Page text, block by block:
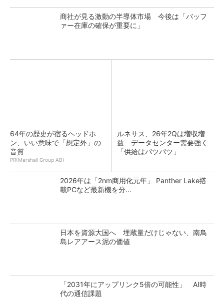
商社が見る激動の半導体市場 今後は「バッフ
ァー在庫の確保が重要に」
64年の歴史が宿るヘッドホ
ン、いい意味で「想定外」の
音質
PR(Marshall Group AB)
ルネサス、26年2Qは増収増
益 データセンター需要強く
「供給はパツパツ」
2026年は「2nm商用化元年」 Panther Lake搭
載PCなど最新機を分...
日本を資源大国へ 埋蔵量だけじゃない、南鳥
島レアアース泥の価値
「2031年にアップリンク5倍の可能性」 AI時
代の通信課題